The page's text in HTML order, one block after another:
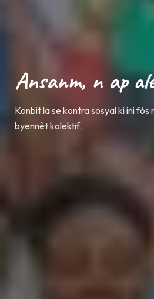
Yon Tradisyon
Ayisyen
Yon modèl solidarite ki anrasinen